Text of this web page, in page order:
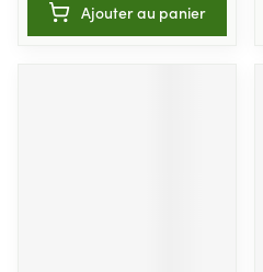
Ajouter au panier